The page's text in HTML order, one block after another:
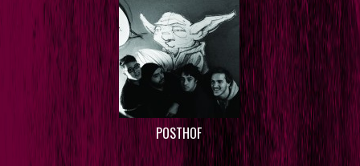
POSTHOF